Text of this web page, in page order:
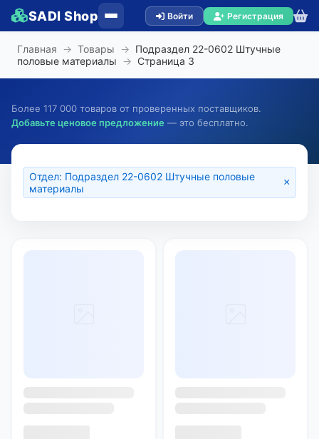
SADI Shop Войти Регистрация
Главная → Товары → Подраздел 22-0602 Штучные
половые материалы → Страница 3
Более 117 000 товаров от проверенных поставщиков.
Добавьте ценовое предложение — это бесплатно.
Отдел: Подраздел 22-0602 Штучные половые
материалы
×